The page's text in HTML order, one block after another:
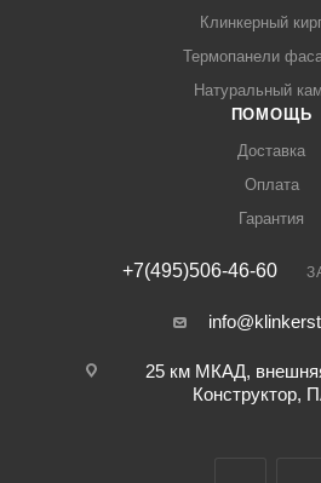
Клинкерный
Термопанели
Натуральный
ПОМОЩЬ
Доставка
Оплата
Гарантия
+7(495)506-46-60
25 км МКАД,
Конструктор,